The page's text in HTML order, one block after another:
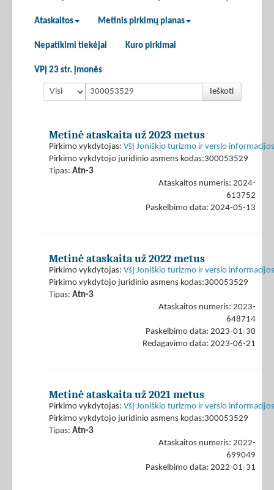
Ataskaitos Metinis pirkimų planas
Nepatikimi tiekėjai Kuro pirkimai
VPĮ 23 str. įmonės
Ieškoti
Metinė ataskaita už 2023 metus
Pirkimo vykdytojas: VšĮ Joniškio turizmo ir verslo
Pirkimo vykdytojo juridinio asmens kodas:300053529
Tipas: Atn-3
Ataskaitos numeris: 2024-
613752
Paskelbimo data: 2024-05-13
Metinė ataskaita už 2022 metus
Pirkimo vykdytojas: VšĮ Joniškio turizmo ir verslo
Pirkimo vykdytojo juridinio asmens kodas:300053529
Tipas: Atn-3
Ataskaitos numeris: 2023-
648714
Paskelbimo data: 2023-01-30
Redagavimo data: 2023-06-21
Metinė ataskaita už 2021 metus
Pirkimo vykdytojas: VšĮ Joniškio turizmo ir verslo
Pirkimo vykdytojo juridinio asmens kodas:300053529
Tipas: Atn-3
Ataskaitos numeris: 2022-
699049
Paskelbimo data: 2022-01-31